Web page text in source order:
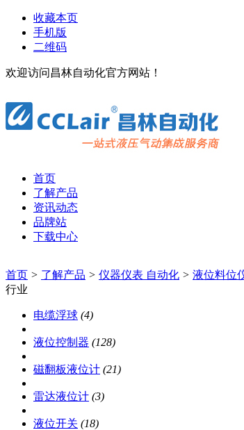
收藏本页
手机版
二维码
欢迎访问昌林自动化官方网站！
首页
了解产品
资讯动态
品牌站
下载中心
首页 > 了解产品 > 仪器仪表 自动化 > 液位料位
行业
电缆浮球 (4)
液位控制器 (128)
磁翻板液位计 (21)
雷达液位计 (3)
液位开关 (18)